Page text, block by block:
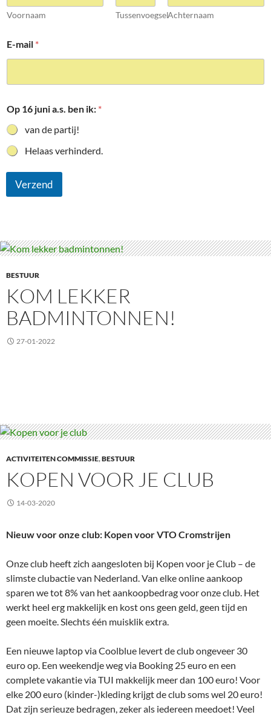
Voornaam TussenvoegselAchternaam
E-mail *
Op 16 juni a.s. ben ik: *
van de partij!
Helaas verhinderd.
Verzend
BESTUUR
KOM LEKKER
BADMINTONNEN!
27-01-2022
ACTIVITEITEN COMMISSIE,BESTUUR
KOPEN VOOR JE CLUB
14-03-2020
Nieuw voor onze club: Kopen voor VTO Cromstrijen
Onze club heeft zich aangesloten bij Kopen voor je Club – de
slimste clubactie van Nederland. Van elke online aankoop
sparen we tot 8% van het aankoopbedrag voor onze club. Het
werkt heel erg makkelijk en kost ons geen geld, geen tijd en
geen moeite. Slechts één muisklik extra.
Een nieuwe laptop via Coolblue levert de club ongeveer 30
euro op. Een weekendje weg via Booking 25 euro en een
complete vakantie via TUI makkelijk meer dan 100 euro! Voor
elke 200 euro (kinder-)kleding krijgt de club soms wel 20 euro!
Dat zijn serieuze bedragen, zeker als iedereen meedoet! Veel